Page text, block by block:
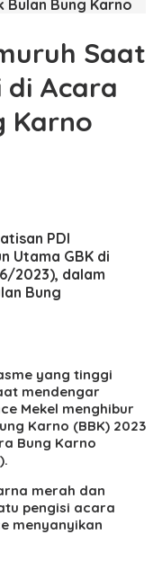
Bulan Bung Karno
Saat
di Acara
Karno
PDI
Utama GBK di
2023), dalam
Bung
yang tinggi
mendengar
Mekel menghibur
Karno (BBK) 2023
Bung Karno
merah dan
pengisi acara
menyanyikan